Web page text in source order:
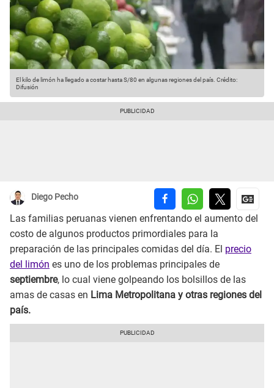
El kilo de limón ha llegado a costar hasta S/80 en algunas regiones del país. Crédito:
Difusión
Diego Pecho
Las familias peruanas vienen enfrentando el aumento del
costo de algunos productos primordiales para la
preparación de las principales comidas del día. El precio
del limón es uno de los problemas principales de
septiembre, lo cual viene golpeando los bolsillos de las
amas de casas en Lima Metropolitana y otras regiones del
país.